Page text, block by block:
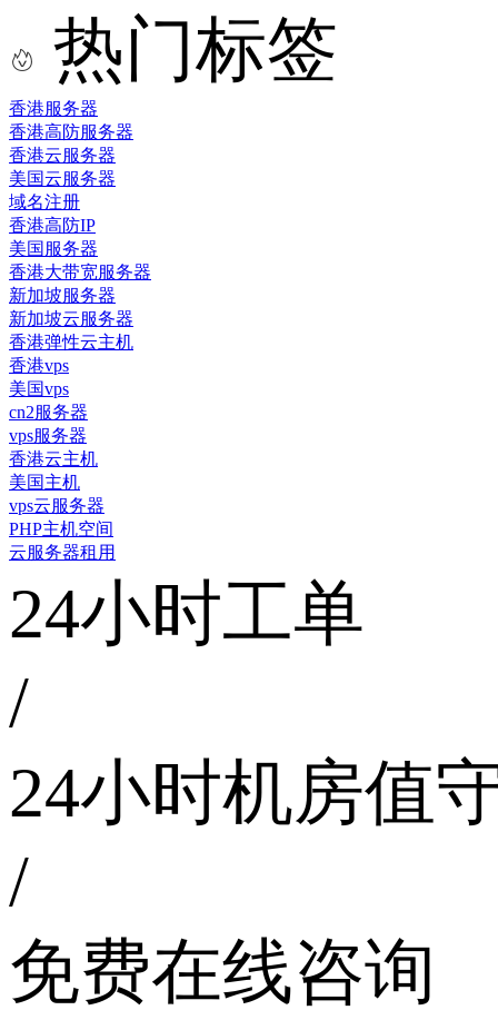
热门标签
香港服务器
香港高防服务器
香港云服务器
美国云服务器
域名注册
香港高防IP
美国服务器
香港大带宽服务器
新加坡服务器
新加坡云服务器
香港弹性云主机
香港vps
美国vps
cn2服务器
vps服务器
香港云主机
美国主机
vps云服务器
PHP主机空间
云服务器租用
24小时工单
/
24小时机房值
/
免费在线咨询